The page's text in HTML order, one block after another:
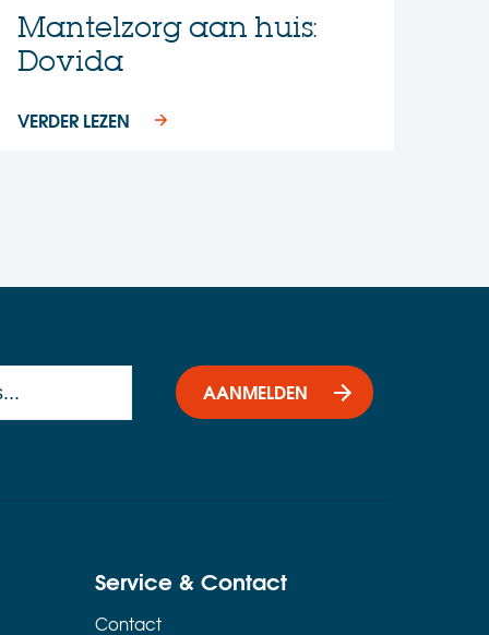
Mantelzorg aan huis:
Dovida
VERDER LEZEN
AANMELDEN
Service & Contact
Contact